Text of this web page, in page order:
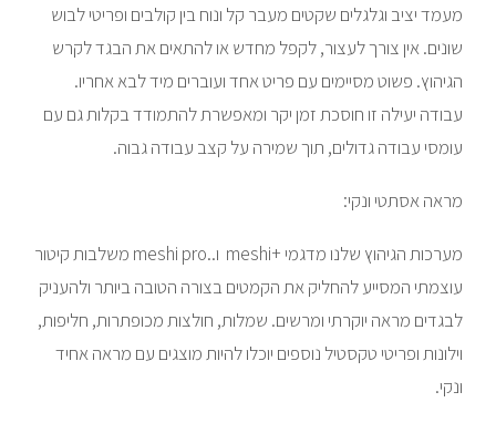
מעמד יציב וגלגלים שקטים מעבר קל ונוח בין קולבים ופריטי לבוש
שונים. אין צורך לעצור, לקפל מחדש או להתאים את הבגד לקרש
הגיהוץ. פשוט מסיימים עם פריט אחד ועוברים מיד לבא אחריו.
עבודה יעילה זו חוסכת זמן יקר ומאפשרת להתמודד בקלות גם עם
עומסי עבודה גדולים, תוך שמירה על קצב עבודה גבוה.
מראה אסתטי ונקי:
מערכות הגיהוץ שלנו מדגמי +meshi ו..meshi pro משלבות קיטור
עוצמתי המסייע להחליק את הקמטים בצורה הטובה ביותר ולהעניק
לבגדים מראה יוקרתי ומרשים. שמלות, חולצות מכופתרות, חליפות,
וילונות ופריטי טקסטיל נוספים יוכלו להיות מוצגים עם מראה אחיד
ונקי.